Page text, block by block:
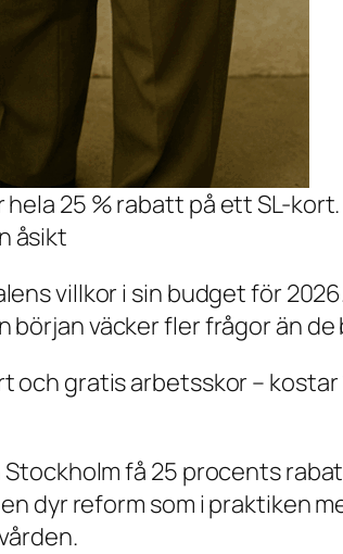
25 % rabatt på ett SL-
åsikt
villkor i sin budget för
väcker fler frågor än de
och gratis arbetsskor –
få 25 procents
dyr reform som i praktiken